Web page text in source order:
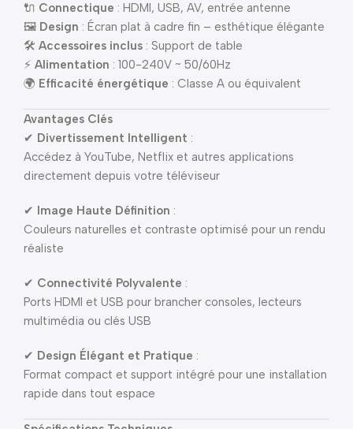
🔌 Connectique : HDMI, USB, AV, entrée antenne
🖼 Design : Écran plat à cadre fin – esthétique élégante
🛠 Accessoires inclus : Support de table
⚡ Alimentation : 100-240V ~ 50/60Hz
🌍 Efficacité énergétique : Classe A ou équivalent
Avantages Clés
✔ Divertissement Intelligent :
Accédez à YouTube, Netflix et autres applications
directement depuis votre téléviseur
✔ Image Haute Définition :
Couleurs naturelles et contraste optimisé pour un rendu
réaliste
✔ Connectivité Polyvalente :
Ports HDMI et USB pour brancher consoles, lecteurs
multimédia ou clés USB
✔ Design Élégant et Pratique :
Format compact et support intégré pour une installation
rapide dans tout espace